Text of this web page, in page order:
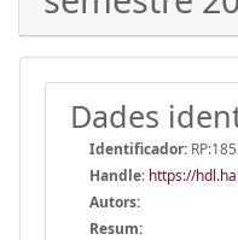
Dades
Identificador:
Handle: https://
Autors:
Resum: